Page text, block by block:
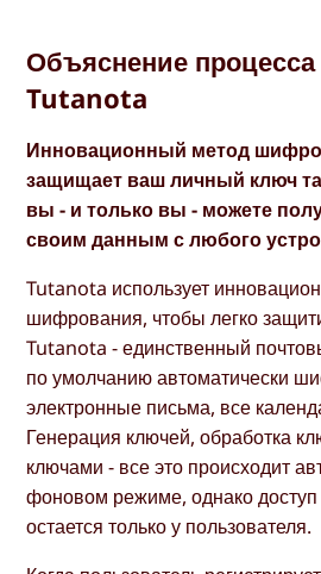
Объяснение
Tutanota
Инновационный метод
защищает ваш личный ключ
вы - и только вы - можете
своим данным с любого
Tutanota использует
шифрования, чтобы легко
Tutanota - единственный
по умолчанию автоматически
электронные письма, все
Генерация ключей, обработка
ключами - все это происходит
фоновом режиме, однако доступ
остается только у пользователя.